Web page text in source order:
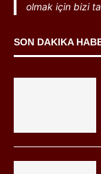
olmak için bizi
SON DAKIKA